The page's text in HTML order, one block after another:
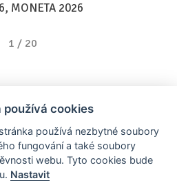
MONETA 2026
1 / 20
cookies
používá nezbytné soubory
fungování a také soubory
webu. Tyto cookies bude
Nastavit